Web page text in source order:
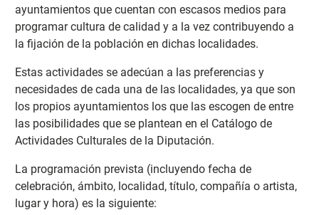
ayuntamientos que cuentan con escasos medios para
programar cultura de calidad y a la vez contribuyendo a
la fijación de la población en dichas localidades.
Estas actividades se adecúan a las preferencias y
necesidades de cada una de las localidades, ya que son
los propios ayuntamientos los que las escogen de entre
las posibilidades que se plantean en el Catálogo de
Actividades Culturales de la Diputación.
La programación prevista (incluyendo fecha de
celebración, ámbito, localidad, título, compañía o artista,
lugar y hora) es la siguiente: